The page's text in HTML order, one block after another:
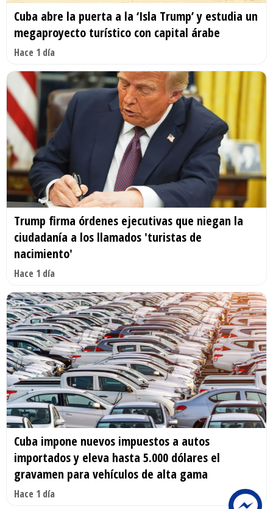
Cuba abre la puerta a la ‘Isla Trump’ y estudia un
megaproyecto turístico con capital árabe
Hace 1 día
Trump firma órdenes ejecutivas que niegan la
ciudadanía a los llamados 'turistas de
nacimiento'
Hace 1 día
Cuba impone nuevos impuestos a autos
importados y eleva hasta 5.000 dólares el
gravamen para vehículos de alta gama
Hace 1 día